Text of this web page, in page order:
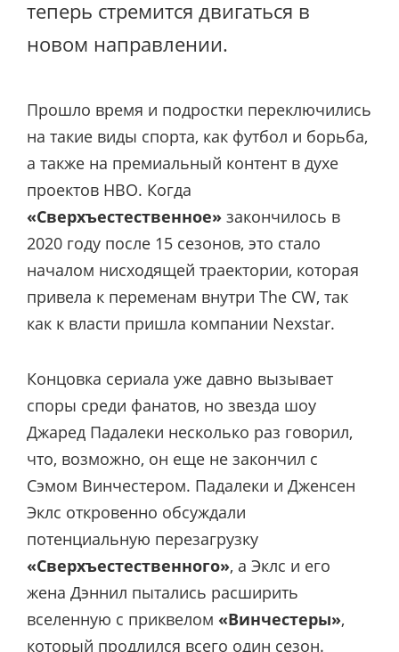
теперь стремится двигаться в
новом направлении.
Прошло время и подростки переключились
на такие виды спорта, как футбол и борьба,
а также на премиальный контент в духе
проектов HBO. Когда
«Сверхъестественное» закончилось в
2020 году после 15 сезонов, это стало
началом нисходящей траектории, которая
привела к переменам внутри The CW, так
как к власти пришла компании Nexstar.
Концовка сериала уже давно вызывает
споры среди фанатов, но звезда шоу
Джаред Падалеки несколько раз говорил,
что, возможно, он еще не закончил с
Сэмом Винчестером. Падалеки и Дженсен
Эклс откровенно обсуждали
потенциальную перезагрузку
«Сверхъестественного», а Эклс и его
жена Дэннил пытались расширить
вселенную с приквелом «Винчестеры»,
который продлился всего один сезон.